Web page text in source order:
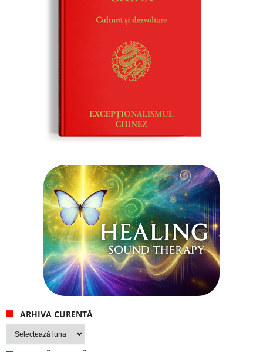
ARHIVA CURENTĂ
Arhiva
curentă